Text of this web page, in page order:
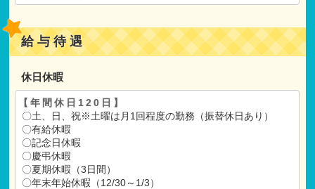
庭があります。1階から2階へかけて、内装の色合いが“若芽か
所に配置された泉（手洗い場）もそれぞれの年齢に合わせた
高さとなっています。進級に伴い子どもたちの成長をみんな
弊社の「保育」は子どもたちの無限の可能性を信じるところ
から始まります。
そして子どもたちをより自発的な行動へと誘導できるよう、
刺激の与え方や、
保育環境の構築
保育研究にも力を入れています。
給与待遇
休日休暇
【年間休日120日】
〇土、日、祝※土曜は月1回程度の勤務（振替休日あり）
〇有給休暇
〇記念日休暇
〇慶弔休暇
〇夏期休暇（3日間）
〇年末年始休暇（12/30～1/3）